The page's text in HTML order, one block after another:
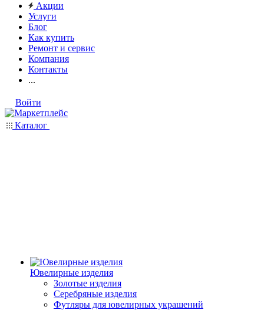
Акции
Услуги
Блог
Как купить
Ремонт и сервис
Компания
Контакты
...
Войти
Каталог
Ювелирные изделия
Золотые изделия
Серебряные изделия
Футляры для ювелирных украшений